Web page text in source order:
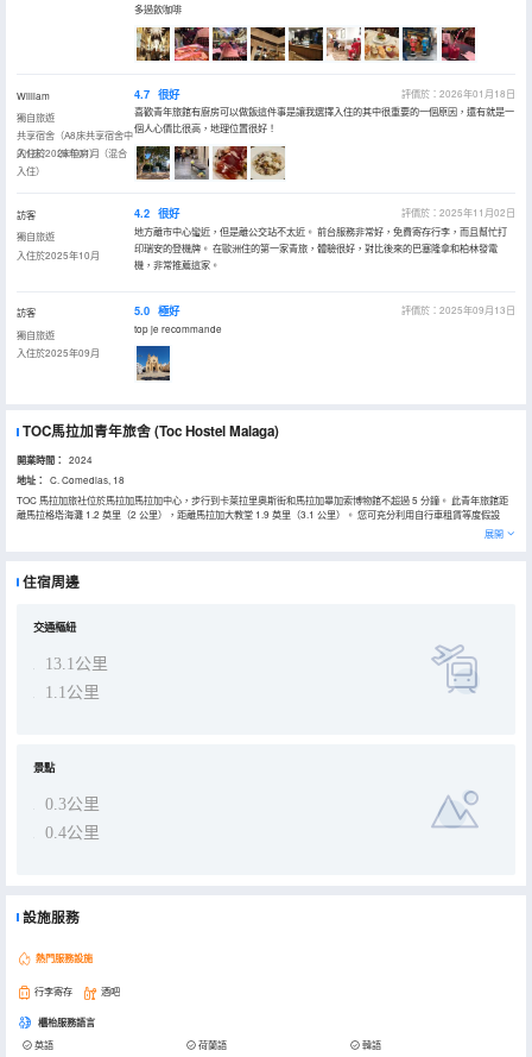
多過飲咖啡
William
獨自旅遊
共享宿舍（A8床共享宿舍中
的1床）（床位房）（混合
入住）
入住於2026年01月
4.7 很好
評價於：2026年01月18日
喜歡青年旅館有廚房可以做飯這件事是讓我選擇入住的其中很重要的一個原因，還有就是一
個人心價比很高，地理位置很好！
訪客
獨自旅遊
入住於2025年10月
4.2 很好
評價於：2025年11月02日
地方離市中心蠻近，但是離公交站不太近。 前台服務非常好，免費寄存行李，而且幫忙打
印瑞安的登機牌。 在歐洲住的第一家青旅，體驗很好，對比後來的巴塞隆拿和柏林發電
機，非常推薦這家。
訪客
獨自旅遊
入住於2025年09月
5.0 極好
評價於：2025年09月13日
top je recommande
TOC馬拉加青年旅舍(Toc Hostel Malaga)
開業時間： 2024
地址：
C. Comedias, 18
TOC 馬拉加旅社位於馬拉加馬拉加中心，步行到卡萊拉里奧斯街和馬拉加畢加索博物館不超過 5 分鐘。 此青年旅館距
離馬拉格塔海灘 1.2 英里（2 公里），距離馬拉加大教堂 1.9 英里（3.1 公里）。 您可充分利用自行車租賃等度假設
施，此外還有免費 WiFi和遊樂廳/遊戲室等。 您可以在青年旅舍的咖啡館享用美味餐點，或者去小吃吧/熟食店找點吃
的。每天 08:00 至 11:00 提供收費的自助式早餐。 特色服務/設施包括24 小時前台服務、行李寄存和洗衣設施。設有收
展開
住宿周邊
交通樞紐
13.1公里
1.1公里
景點
0.3公里
0.4公里
設施服務
熱門服務設施
行李寄存 酒吧
櫃枱服務語言
英語 荷蘭語
韓語